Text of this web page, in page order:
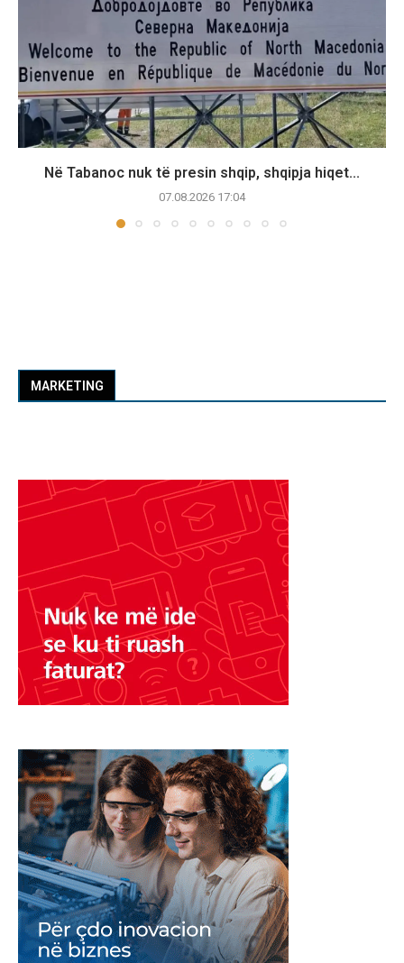
Në Tabanoc nuk të presin shqip, shqipja hiqet...
07.08.2026 17:04
MARKETING